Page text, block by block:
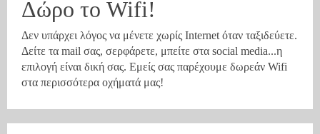
Θεσσαλονίκη
Νησιά Αιγαίου
Τιμές
Δώρο το Wifi!
Δεν υπάρχει λόγος να μένετε χωρίς Internet όταν ταξιδεύετε.
Δείτε τα mail σας, σερφάρετε, μπείτε στα social media...η
επιλογή είναι δική σας. Εμείς σας παρέχουμε δωρεάν Wifi
στα περισσότερα οχήματά μας!